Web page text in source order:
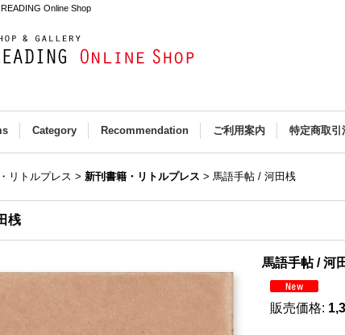
Online Shop
Category Recommendation ご利用案内 特定商取引
リトルプレス > 新刊書籍・リトルプレス > 馬語手帖 / 河田桟
桟
馬語手帖 / 河
販売価格: